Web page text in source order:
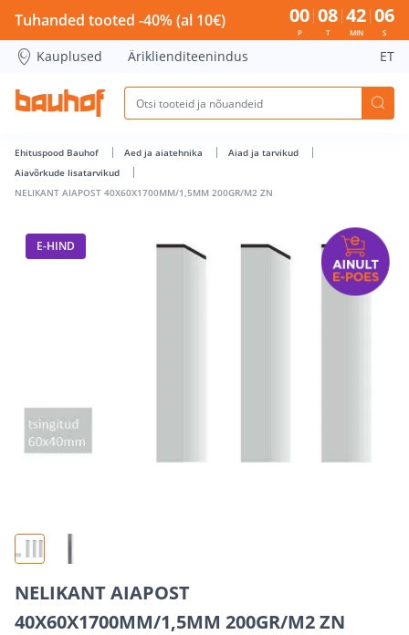
NELIKANT AIAPOST 40X60X1700MM/1,5MM 200GR/M2 ZN
Tuhanded tooted -40% (al 10€) 00
P
08
T
42
MIN
05
S
Kauplused Äriklienditeenindus ET
Ehituspood Bauhof Aed ja aiatehnika
Aiad ja tarvikud
Aiavõrkude lisatarvikud
NELIKANT AIAPOST 40X60X1700MM/1,5MM 200GR/M2 ZN
E-HIND
NELIKANT AIAPOST
40X60X1700MM/1,5MM 200GR/M2 ZN